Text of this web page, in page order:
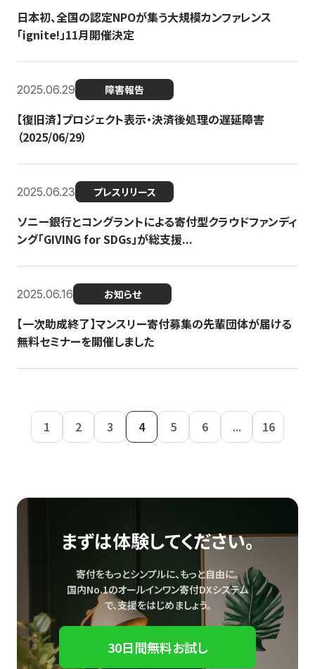
日本初、全国の認定NPOが集う大規模カンファレンス
「ignite!」11月開催決定
2025.06.29 障害報告
【復旧済】プロジェクト表示・決済後処理の遅延障害
（2025/06/29）
2025.06.23 プレスリリース
ソニー銀行とコングラントによる寄付型クラウドファンディ
ング「GIVING for SDGs」が総支援...
2025.06.16 お知らせ
【一次助成終了】マンスリー寄付募集の先輩団体が届ける
無料セミナーを開催しました
1 2 3 4 5 6 ... 16
まずは体験してください。
寄付をもっとシンプルに、もっと自由に。
国内No.1のオールインワン寄付DXシステム
で、支援をはじめましょう。
30日間無料お試し